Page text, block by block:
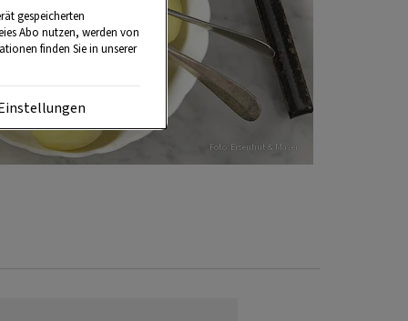
Foto: Eisenhut & Mayer
gespeicherten
Abo nutzen, werden von
finden Sie in unserer